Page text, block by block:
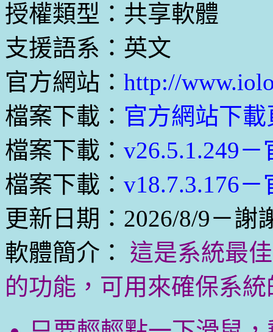
授權類型：共享軟體
支援語系：英文
官方網站： http://
檔案下載： 官方網站下載
檔案下載： v26.5.1.249
檔案下載： v18.7.3.176
更新日期：2026/8/9－謝
軟體簡介：
這是系統最
的功能，可用來確保系